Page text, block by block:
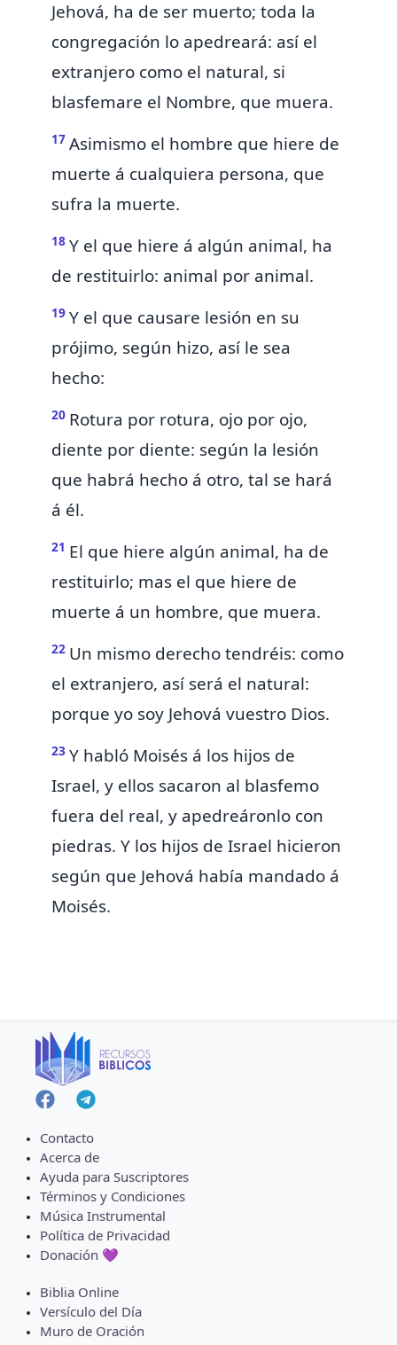
Jehová, ha de ser muerto; toda la
congregación lo apedreará: así el
extranjero como el natural, si
blasfemare el Nombre, que muera.
17 Asimismo el hombre que hiere de
muerte á cualquiera persona, que
sufra la muerte.
18 Y el que hiere á algún animal, ha
de restituirlo: animal por animal.
19 Y el que causare lesión en su
prójimo, según hizo, así le sea
hecho:
20 Rotura por rotura, ojo por ojo,
diente por diente: según la lesión
que habrá hecho á otro, tal se hará
á él.
21 El que hiere algún animal, ha de
restituirlo; mas el que hiere de
muerte á un hombre, que muera.
22 Un mismo derecho tendréis: como
el extranjero, así será el natural:
porque yo soy Jehová vuestro Dios.
23 Y habló Moisés á los hijos de
Israel, y ellos sacaron al blasfemo
fuera del real, y apedreáronlo con
piedras. Y los hijos de Israel hicieron
según que Jehová había mandado á
Moisés.
Contacto
Acerca de
Ayuda para Suscriptores
Términos y Condiciones
Música Instrumental
Política de Privacidad
Donación 💜
Biblia Online
Versículo del Día
Muro de Oración